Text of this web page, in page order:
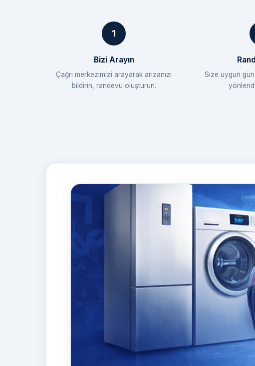
Bizi Arayın
Çağrı merkezimizi arayarak arızanızı
bildirin, randevu oluşturun.
Size uygun